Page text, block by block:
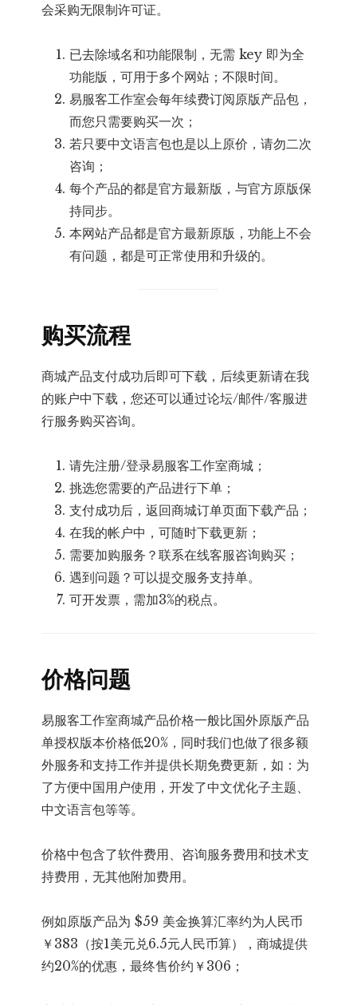
会采购无限制许可证。
已去除域名和功能限制，无需 key 即为全
功能版，可用于多个网站；不限时间。
易服客工作室会每年续费订阅原版产品包，
而您只需要购买一次；
若只要中文语言包也是以上原价，请勿二次
咨询；
每个产品的都是官方最新版，与官方原版保
持同步。
本网站产品都是官方最新原版，功能上不会
有问题，都是可正常使用和升级的。
购买流程
商城产品支付成功后即可下载，后续更新请在我
的账户中下载，您还可以通过论坛/邮件/客服进
行服务购买咨询。
请先注册/登录易服客工作室商城；
挑选您需要的产品进行下单；
支付成功后，返回商城订单页面下载产品；
在我的帐户中，可随时下载更新；
需要加购服务？联系在线客服咨询购买；
遇到问题？可以提交服务支持单。
可开发票，需加3%的税点。
价格问题
易服客工作室商城产品价格一般比国外原版产品
单授权版本价格低20%，同时我们也做了很多额
外服务和支持工作并提供长期免费更新，如：为
了方便中国用户使用，开发了中文优化子主题、
中文语言包等等。
价格中包含了软件费用、咨询服务费用和技术支
持费用，无其他附加费用。
例如原版产品为 $59 美金换算汇率约为人民币
￥383（按1美元兑6.5元人民币算），商城提供
约20%的优惠，最终售价约￥306；